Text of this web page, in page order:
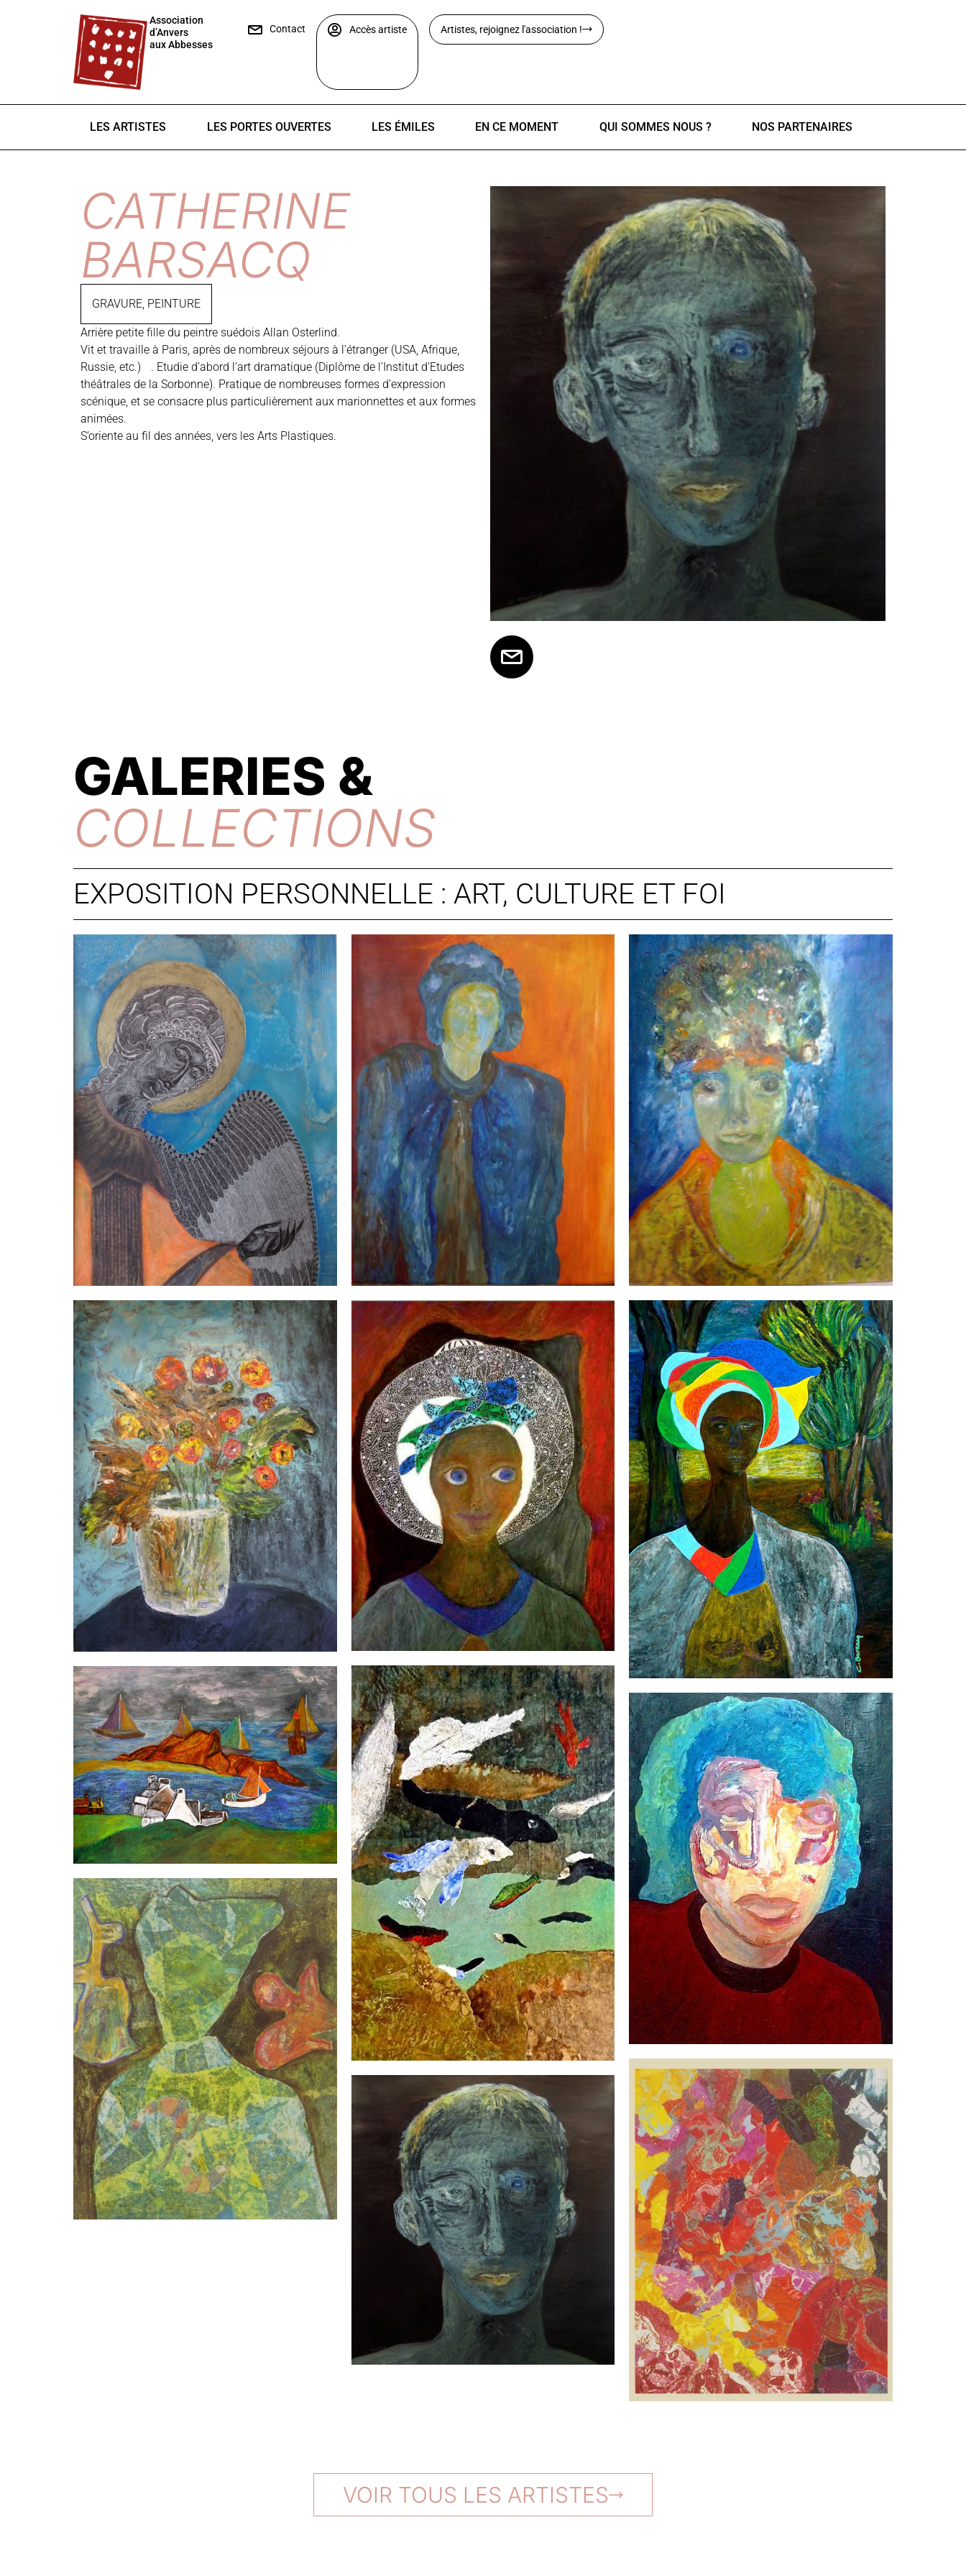
Association
d’Anvers
aux Abbesses
Contact Accès artiste Artistes, rejoignez l'association !
LES ARTISTES LES PORTES OUVERTES LES ÉMILES EN CE MOMENT QUI SOMMES NOUS ? NOS PARTENAIRES
CATHERINE
BARSACQ
GRAVURE, PEINTURE
Arrière petite fille du peintre suédois Allan Osterlind.
Vit et travaille à Paris, après de nombreux séjours à l’étranger (USA, Afrique,
Russie, etc.) . Etudie d’abord l’art dramatique (Diplôme de l’Institut d’Etudes
théâtrales de la Sorbonne). Pratique de nombreuses formes d’expression
scénique, et se consacre plus particulièrement aux marionnettes et aux formes
animées.
S’oriente au fil des années, vers les Arts Plastiques.
GALERIES &
COLLECTIONS
EXPOSITION PERSONNELLE : ART, CULTURE ET FOI
VOIR TOUS LES ARTISTES